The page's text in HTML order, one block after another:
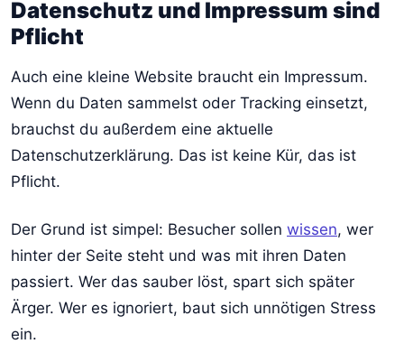
Datenschutz und Impressum sind
Pflicht
Auch eine kleine Website braucht ein Impressum.
Wenn du Daten sammelst oder Tracking einsetzt,
brauchst du außerdem eine aktuelle
Datenschutzerklärung. Das ist keine Kür, das ist
Pflicht.
Der Grund ist simpel: Besucher sollen wissen, wer
hinter der Seite steht und was mit ihren Daten
passiert. Wer das sauber löst, spart sich später
Ärger. Wer es ignoriert, baut sich unnötigen Stress
ein.